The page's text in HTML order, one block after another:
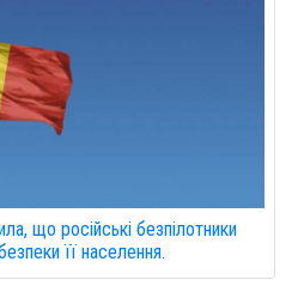
що російські безпілотники
її населення.